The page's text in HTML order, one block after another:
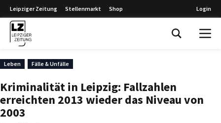
Leipziger Zeitung Stellenmarkt Shop Login
Leben Fälle & Unfälle
Kriminalität in Leipzig: Fallzahlen
erreichten 2013 wieder das Niveau von
2003